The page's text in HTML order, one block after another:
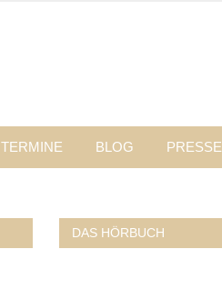
TERMINE BLOG PRESSE
DAS HÖRBUCH